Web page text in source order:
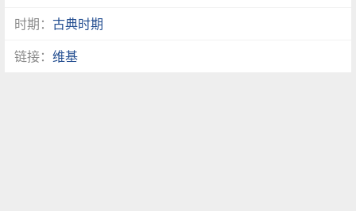
时期：古典时期
链接：维基